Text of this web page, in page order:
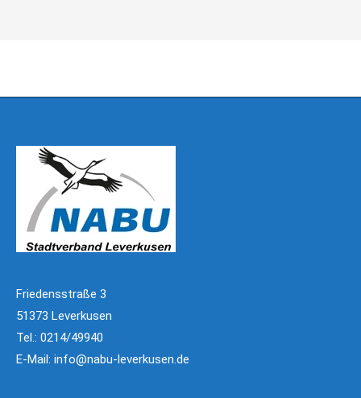
Friedensstraße 3
51373 Leverkusen
Tel.: 0214/49940
E-Mail: info@nabu-leverkusen.de